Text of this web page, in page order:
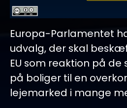
Europa-Parlamentet
udvalg, der skal
EU som reaktion på
på boliger til en
lejemarked i mange